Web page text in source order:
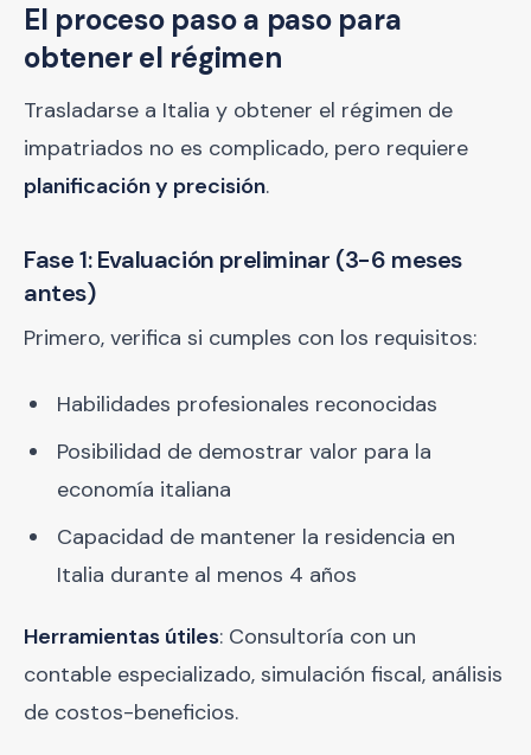
El proceso paso a paso para
obtener el régimen
Trasladarse a Italia y obtener el régimen de
impatriados no es complicado, pero requiere
planificación y precisión.
Fase 1: Evaluación preliminar (3-6 meses
antes)
Primero, verifica si cumples con los requisitos:
Habilidades profesionales reconocidas
Posibilidad de demostrar valor para la
economía italiana
Capacidad de mantener la residencia en
Italia durante al menos 4 años
Herramientas útiles: Consultoría con un
contable especializado, simulación fiscal, análisis
de costos-beneficios.